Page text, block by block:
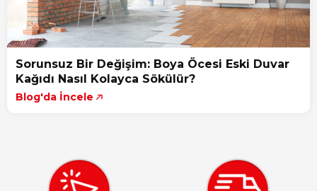
Sorunsuz Bir Değişim: Boya Öcesi Eski Duvar
Kağıdı Nasıl Kolayca Sökülür?
Blog'da İncele